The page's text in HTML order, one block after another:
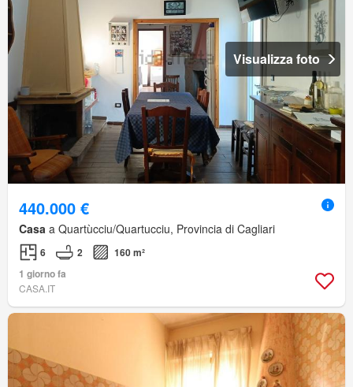
Visualizza foto
440.000 €
Casa a Quartùcciu/Quartucciu, Provincia di Cagliari
6 2
160 m²
1 giorno fa
CASA.IT